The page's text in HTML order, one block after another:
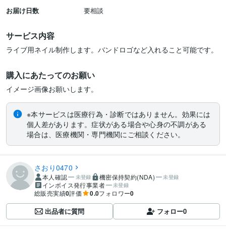
お届け日数
要相談
サービス内容
ライブ用ネイル制作します。バンドロゴなど入れること可能です。
購入にあたってのお願い
イメージ画像お願いします。
※本サービスは医療行為・診断ではありません。効果には
個人差があります。症状がある場合や心身の不調がある
場合は、医療機関・専門機関にご相談ください。
さおり0470
本人確認 未登録 機密保持契約(NDA) 未登録
インボイス発行事業者 未登録
総販売実績0評価 0.0フォロワー0
出品者に質問 フォロー0